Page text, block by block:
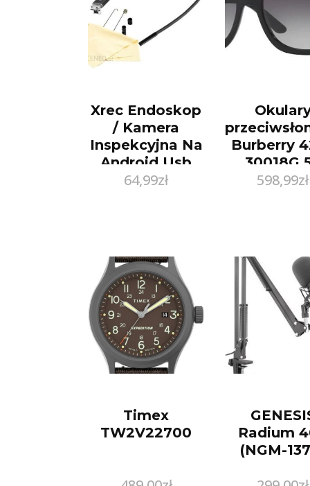
Xrec Endoskop
/ Kamera
Inspekcyjna Na
Android Usb
5M 5.5Mm /
64,99zł
Burberry
30018G
598,99zł
Timex
TW2V22700
Radium
(NGM-